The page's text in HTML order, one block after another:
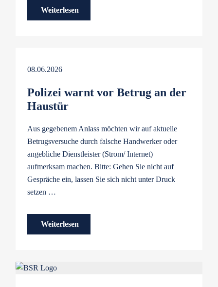
Weiterlesen
08.06.2026
Polizei warnt vor Betrug an der
Haustür
Aus gegebenem Anlass möchten wir auf aktuelle
Betrugsversuche durch falsche Handwerker oder
angebliche Dienstleister (Strom/ Internet)
aufmerksam machen. Bitte: Gehen Sie nicht auf
Gespräche ein, lassen Sie sich nicht unter Druck
setzen …
Weiterlesen